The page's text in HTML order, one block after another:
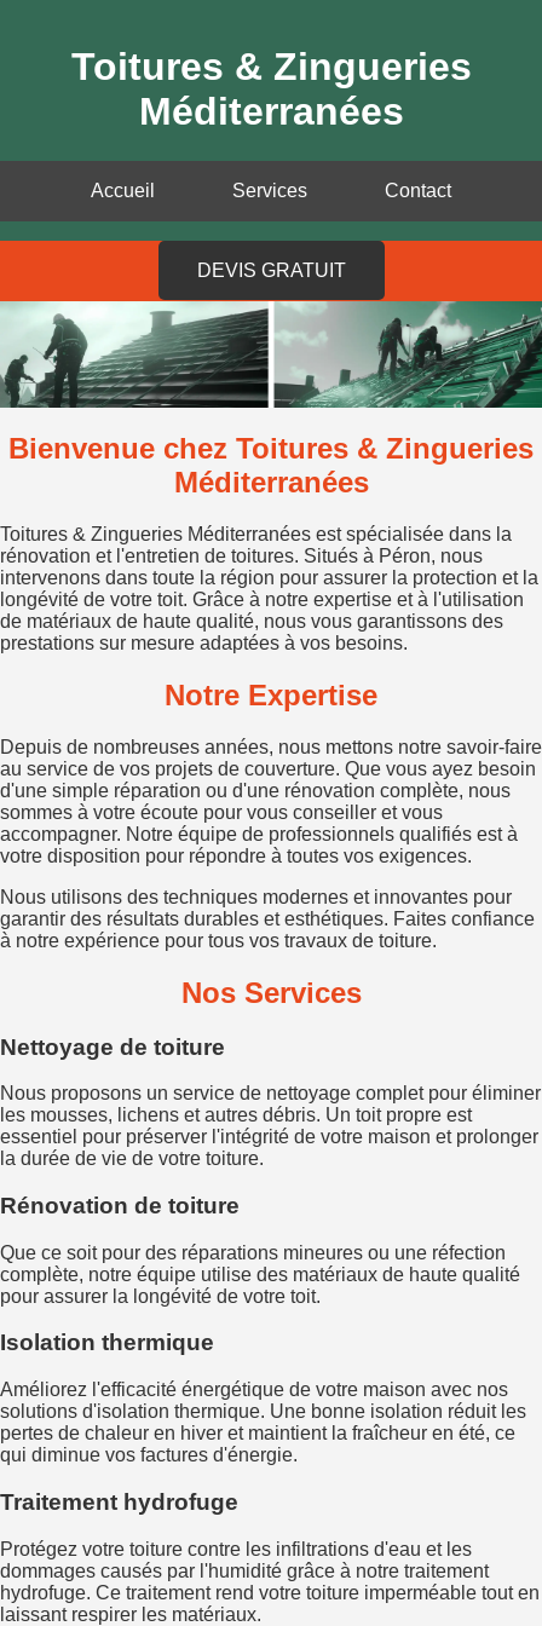
Toitures & Zingueries
Méditerranées
Accueil Services Contact
DEVIS GRATUIT
Bienvenue chez Toitures & Zingueries
Méditerranées
Toitures & Zingueries Méditerranées est spécialisée dans la
rénovation et l'entretien de toitures. Situés à Péron, nous
intervenons dans toute la région pour assurer la protection et la
longévité de votre toit. Grâce à notre expertise et à l'utilisation
de matériaux de haute qualité, nous vous garantissons des
prestations sur mesure adaptées à vos besoins.
Notre Expertise
Depuis de nombreuses années, nous mettons notre savoir-faire
au service de vos projets de couverture. Que vous ayez besoin
d'une simple réparation ou d'une rénovation complète, nous
sommes à votre écoute pour vous conseiller et vous
accompagner. Notre équipe de professionnels qualifiés est à
votre disposition pour répondre à toutes vos exigences.
Nous utilisons des techniques modernes et innovantes pour
garantir des résultats durables et esthétiques. Faites confiance
à notre expérience pour tous vos travaux de toiture.
Nos Services
Nettoyage de toiture
Nous proposons un service de nettoyage complet pour éliminer
les mousses, lichens et autres débris. Un toit propre est
essentiel pour préserver l'intégrité de votre maison et prolonger
la durée de vie de votre toiture.
Rénovation de toiture
Que ce soit pour des réparations mineures ou une réfection
complète, notre équipe utilise des matériaux de haute qualité
pour assurer la longévité de votre toit.
Isolation thermique
Améliorez l'efficacité énergétique de votre maison avec nos
solutions d'isolation thermique. Une bonne isolation réduit les
pertes de chaleur en hiver et maintient la fraîcheur en été, ce
qui diminue vos factures d'énergie.
Traitement hydrofuge
Protégez votre toiture contre les infiltrations d'eau et les
dommages causés par l'humidité grâce à notre traitement
hydrofuge. Ce traitement rend votre toiture imperméable tout en
laissant respirer les matériaux.